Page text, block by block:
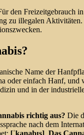
den Freizeitgebrauch
zu illegalen
Name der
oder einfach Hanf, und
und in der
richtig aus? Die
nach dem